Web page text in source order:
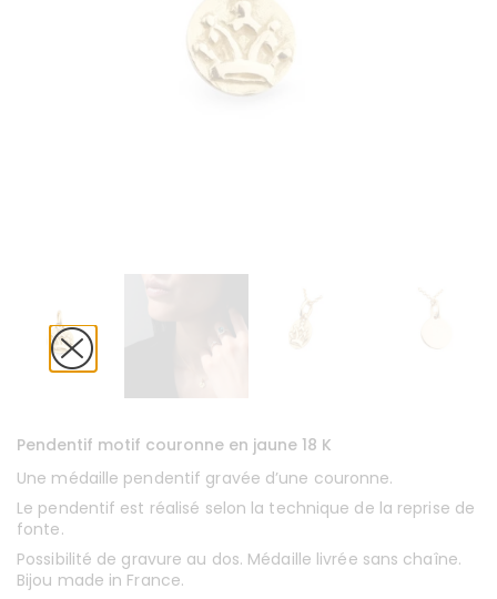
Pendentif motif couronne en jaune 18 K
Une médaille pendentif gravée d’une couronne.
Le pendentif est réalisé selon la technique de la reprise de
fonte.
Possibilité de gravure au dos. Médaille livrée sans chaîne.
Bijou made in France.